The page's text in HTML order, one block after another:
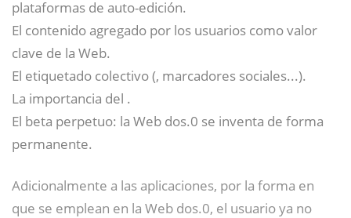
plataformas de auto-edición.
El contenido agregado por los usuarios como valor
clave de la Web.
El etiquetado colectivo (, marcadores sociales...).
La importancia del .
El beta perpetuo: la Web dos.0 se inventa de forma
permanente.
Adicionalmente a las aplicaciones, por la forma en
que se emplean en la Web dos.0, el usuario ya no